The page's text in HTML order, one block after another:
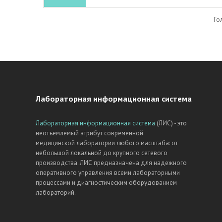
Лабораторная информационная система
Лабораторная информационная система (ЛИС) - это
неотъемлемый атрибут современной
медицинской лаборатории любого масштаба: от
небольшой локальной до крупного сетевого
производства. ЛИС предназначена для надежного
оперативного управления всеми лабораторными
процессами и диагностическим оборудованием
лабораторий.